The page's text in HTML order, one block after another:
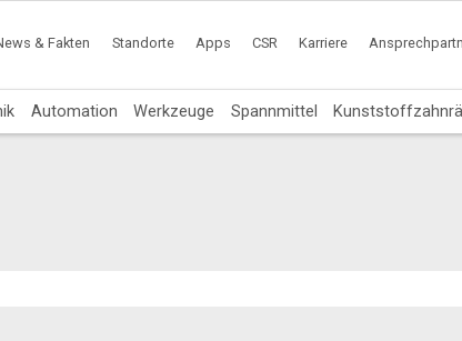
& Fakten Standorte Apps CSR Karriere
Automation Werkzeuge Spannmittel